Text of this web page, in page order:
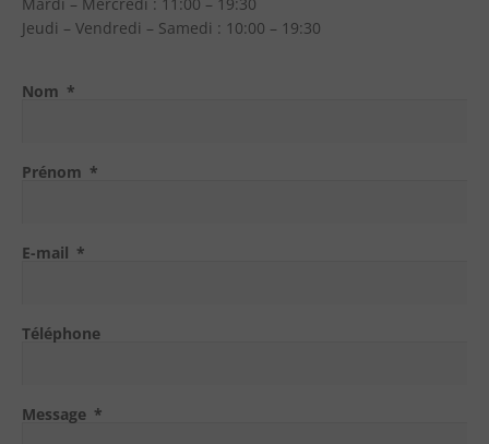
Jeudi – Vendredi – Samedi : 10:00 – 19:30
Nom
Prénom
E-mail
Téléphone
Message